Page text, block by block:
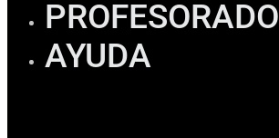
PROFESORADO
AYUDA